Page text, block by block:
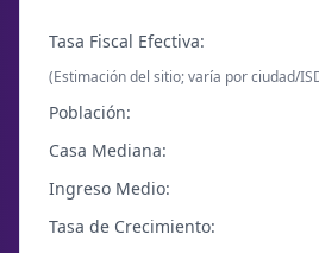
Tasa Fiscal Efectiva:
(Estimación del sitio; varía por ciudad/
Población:
Casa Mediana:
Ingreso Medio:
Tasa de Crecimiento: